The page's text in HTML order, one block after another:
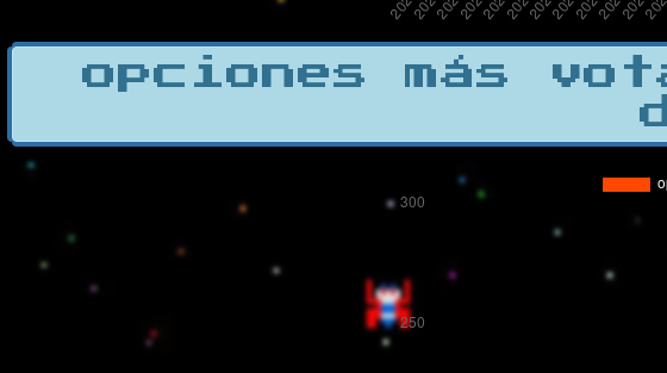
opciones más